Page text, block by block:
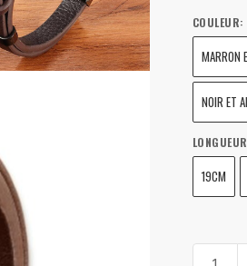
COULEUR:
MARRON
NOIR ET
LONGUEUR
19CM